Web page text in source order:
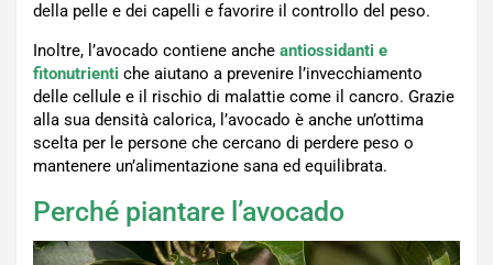
della pelle e dei capelli e favorire il controllo del peso.
Inoltre, l’avocado contiene anche antiossidanti e
fitonutrienti che aiutano a prevenire l’invecchiamento
delle cellule e il rischio di malattie come il cancro. Grazie
alla sua densità calorica, l’avocado è anche un’ottima
scelta per le persone che cercano di perdere peso o
mantenere un’alimentazione sana ed equilibrata.
Perché piantare l’avocado